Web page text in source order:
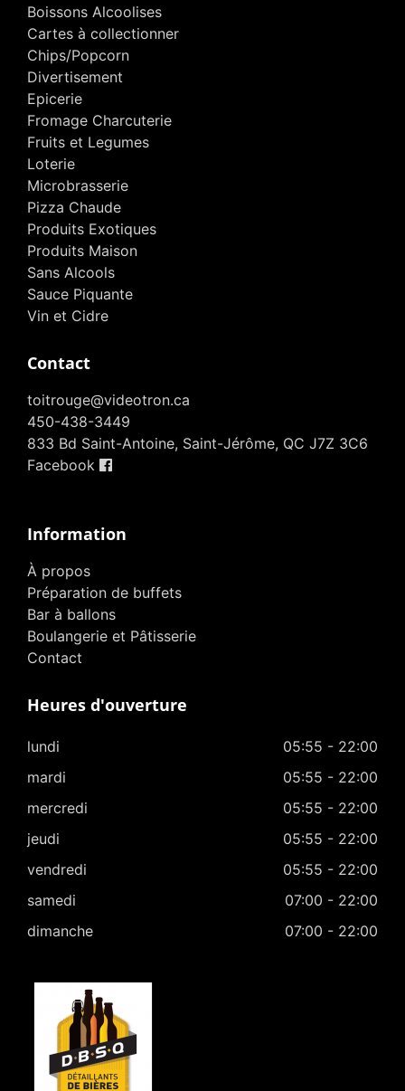
Boissons Alcoolises
Cartes à collectionner
Chips/Popcorn
Divertisement
Epicerie
Fromage Charcuterie
Fruits et Legumes
Loterie
Microbrasserie
Pizza Chaude
Produits Exotiques
Produits Maison
Sans Alcools
Sauce Piquante
Vin et Cidre
Contact
toitrouge@videotron.ca
450-438-3449
833 Bd Saint-Antoine, Saint-Jérôme, QC J7Z 3C6
Facebook
Information
À propos
Préparation de buffets
Bar à ballons
Boulangerie et Pâtisserie
Contact
Heures d'ouverture
lundi
05:55 - 22:00
mardi
05:55 - 22:00
mercredi
05:55 - 22:00
jeudi
05:55 - 22:00
vendredi
05:55 - 22:00
samedi
07:00 - 22:00
dimanche
07:00 - 22:00